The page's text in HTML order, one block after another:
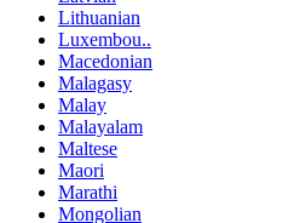
Lithuanian
Luxembou..
Macedonian
Malagasy
Malay
Malayalam
Maltese
Maori
Marathi
Mongolian